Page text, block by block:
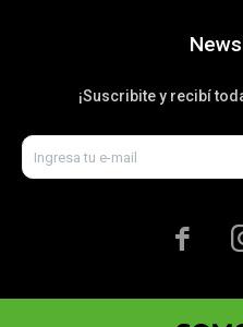
¡Suscribite y recibí
